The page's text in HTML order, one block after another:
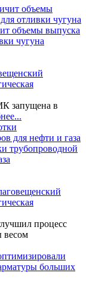
объемы выпуска
чугуна
запущена в
трубопроводной
процесс
весом